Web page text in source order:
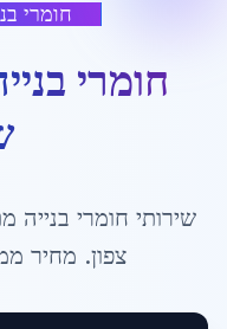
חומרי
חומרי
שירותי חומרי בנייה
צפון. מחיר